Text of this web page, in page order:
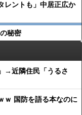
レントも」中居正広か
秘密
→近隣住民「うるさ
ｗ 国防を語る本なのに